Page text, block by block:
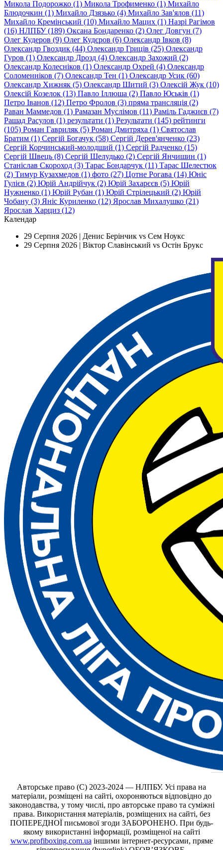
Микола Подорожко (1) Микола Трофименко (1) Михайло
Блюдочкин (1) Михайло Дзязько (4) Михайло Зав'ялов (11)
Михайло Кремiнський (10) Михайло Мацих (1) Назрі Рагімов
(16) НЛПБУ (189) Оксана Бондаренко (2) Олег Довгун (7)
Олег Кудеров (9) Олег Кудєров (6) Олександр Iвков (8)
Олександр Гвоздик (44) Олександр Гриців (25) Олександр
Гуров (1) Олександр Дрозд (4) Олександр Захожий (2)
Олександр Колесніков (1) Олександр Охрей (4) Олександр
Соломенніков (7) Олександр Тен (1) Олександр Усик (60)
Олександр Хижняк (5) Олександр Шитий (3) Олексій Жук (10)
Олексій Козелок (13) Павло Іллюша (2) Павло Юськів (1)
Петро Іванов (12) Петро Фролов (3) пряма трансляція (2)
Раван Маммедов (1) Рамазан Муслiмов (11) Раміль Гаджиєв (7)
Рашад Расулов (1) результати (1) Результати (145) рейтинги
(105) Роман Гавриляк (5) Роман Дмитряха (1) Святослав
Братим (1) Сергій Богачук (58) Сергій Дерев'янченко (23)
Сергій Корчинський-молодший (1) Сергій Радченко (15)
Сергій Швець (8) Сергій Шелудько (2) Сергій Янчишин (1)
Станіслав Скороход (3) Тарас Бондарчук (11) Тарас Шелестюк
(2) Тимур Кузахмедов (1) фото (27) Цотне Рогава (14) Юнiс
Гулієв (2) Юрій Андрійчук (2) Юрій Захарєєв (5) Юрій
Нужненко (1) Юрій Рубан (1) Юрій Стрілецький (2) Юрій
Чобану (3) Янiс Куриленко (12) Ярослав Михалушко (21)
Ярослав Харциз (12)
Календар
29 Серпня 2026 | Денис Берінчик vs Сем Ноукс
29 Серпня 2026 | Віктор Славінський vs Остін Брукс
Авторське право (С) 2023-2024 — НЛПБУ. Усі права на
матеріали, розміщені на сайті, охороняються відповідно до
законодавства, у тому числі, про авторське право та суміжні
права. Використання матеріалів, розміщених на сайті, без
ПОПЕРЕДНОЇ письмової згоди ЗАБОРОНЕНО. При будь-
якому використанні інформації, розміщеної на сайті
www.profiboxing.com.ua іншими інтернет-ресурсами, пряме